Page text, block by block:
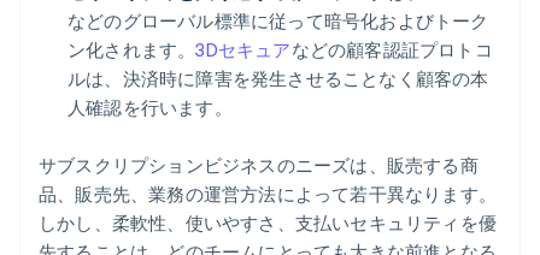
などのグローバル標準に従って暗号化およびトーク
ン化されます。3Dセキュアなどの顧客認証プロトコ
ルは、決済時に障害を発生させることなく顧客の本
人確認を行います。
サブスクリプションビジネスのニーズは、販売する商
品、販売先、業務の運営方法によって若干異なります。
しかし、柔軟性、使いやすさ、支払いセキュリティを優